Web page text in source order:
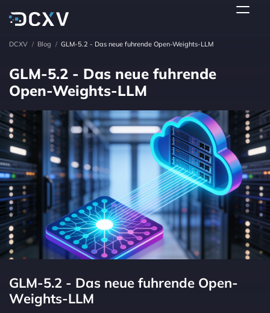
DCXV / Blog / GLM-5.2 - Das neue fuhrende Open-Weights-LLM
GLM-5.2 - Das neue fuhrende
Open-Weights-LLM
GLM-5.2 - Das neue fuhrende Open-
Weights-LLM